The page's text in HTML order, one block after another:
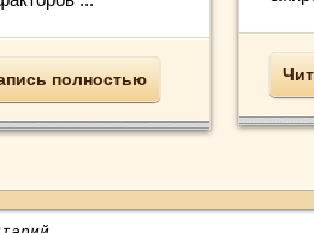
полностью